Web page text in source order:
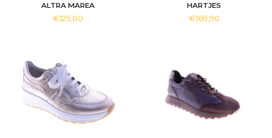
ALTRA MAREA
€125,00
HARTJES
€169,90